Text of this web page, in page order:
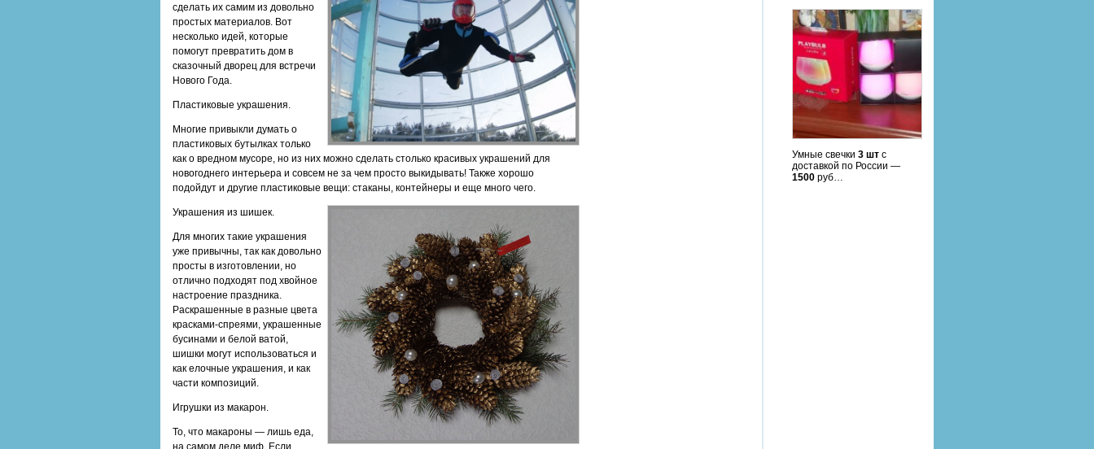
сделать их самим из довольно
простых материалов. Вот
несколько идей, которые
помогут превратить дом в
сказочный дворец для встречи
Нового Года.
Пластиковые украшения.
Многие привыкли думать о
пластиковых бутылках только
как о вредном мусоре, но из них можно сделать столько красивых украшений для
новогоднего интерьера и совсем не за чем просто выкидывать! Также хорошо
подойдут и другие пластиковые вещи: стаканы, контейнеры и еще много чего.
Украшения из шишек.
Для многих такие украшения
уже привычны, так как довольно
просты в изготовлении, но
отлично подходят под хвойное
настроение праздника.
Раскрашенные в разные цвета
красками-спреями, украшенные
бусинами и белой ватой,
шишки могут использоваться и
как елочные украшения, и как
части композиций.
Игрушки из макарон.
То, что макароны — лишь еда,
на самом деле миф. Если
Умные свечки 3 шт с
доставкой по России —
1500 руб…